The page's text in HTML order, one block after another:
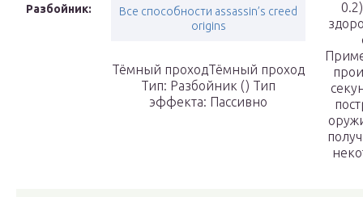
Разбойник:
Все способности assassin’s creed
origins
Тёмный проходТёмный проход
Тип: Разбойник () Тип
эффекта: Пассивно